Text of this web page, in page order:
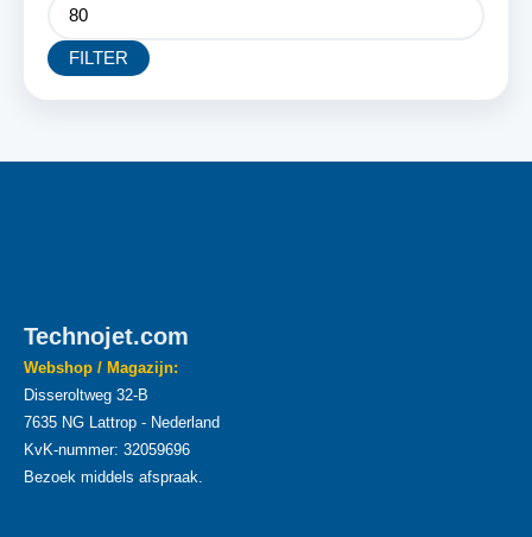
FILTER
Technojet.com
Webshop / Magazijn:
Disseroltweg 32-B
7635 NG Lattrop - Nederland
KvK-nummer: 32059696
Bezoek middels afspraak.